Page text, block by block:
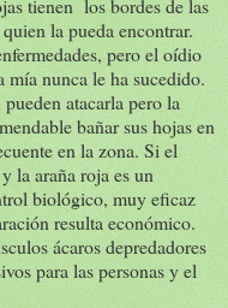
tienen los bordes de las
la pueda encontrar.
pero el oídio
mía nunca le ha sucedido.
atacarla pero la
bañar sus hojas en
en la zona. Si el
la araña roja es un
biológico, muy eficaz
resulta económico.
ácaros depredadores
para las personas y el